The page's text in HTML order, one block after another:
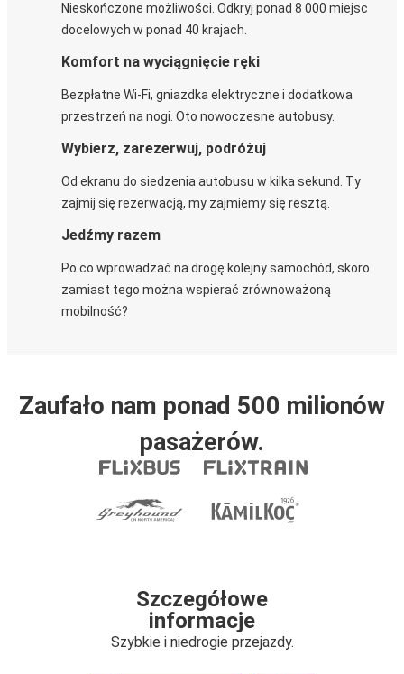
Nieskończone możliwości. Odkryj ponad 8 000 miejsc
docelowych w ponad 40 krajach.
Komfort na wyciągnięcie ręki
Bezpłatne Wi-Fi, gniazdka elektryczne i dodatkowa
przestrzeń na nogi. Oto nowoczesne autobusy.
Wybierz, zarezerwuj, podróżuj
Od ekranu do siedzenia autobusu w kilka sekund. Ty
zajmij się rezerwacją, my zajmiemy się resztą.
Jedźmy razem
Po co wprowadzać na drogę kolejny samochód, skoro
zamiast tego można wspierać zrównoważoną
mobilność?
Zaufało nam ponad 500 milionów
pasażerów.
Szczegółowe
informacje
Szybkie i niedrogie przejazdy.